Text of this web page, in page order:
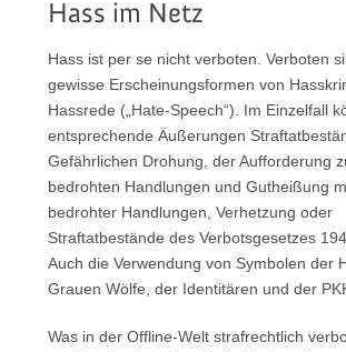
Hass im Netz
Hass ist per se nicht verboten. Verboten
gewisse Erscheinungsformen von
Hassrede („Hate-Speech“). Im Einzelfall
entsprechende Äußerungen
Gefährlichen Drohung, der Aufforderung
bedrohten Handlungen und Gutheißung
bedrohter Handlungen, Verhetzung oder
Straftatbestände des Verbotsgesetzes
Auch die Verwendung von Symbolen der
Grauen Wölfe, der Identitären und der
Was in der Offline-Welt strafrechtlich